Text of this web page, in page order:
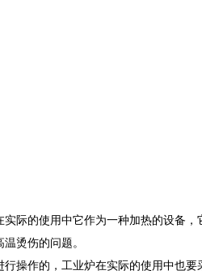
际的使用中它作为一种加热的设备
烫伤的问题。
操作的，工业炉在实际的使用中也